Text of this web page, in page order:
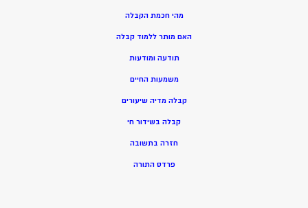
מהי חכמת הקבלה
האם מותר ללמוד קבלה
תודעה ומודעות
משמעות החיים
קבלה מדיה שיעורים
קבלה בשידור חי
חזרה בתשובה
פרדס התורה